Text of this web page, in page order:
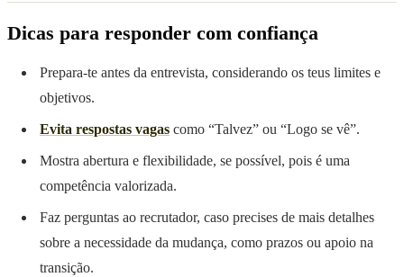
Dicas para responder com confiança
Prepara-te antes da entrevista, considerando os teus limites e
objetivos.
Evita respostas vagas como “Talvez” ou “Logo se vê”.
Mostra abertura e flexibilidade, se possível, pois é uma
competência valorizada.
Faz perguntas ao recrutador, caso precises de mais detalhes
sobre a necessidade da mudança, como prazos ou apoio na
transição.